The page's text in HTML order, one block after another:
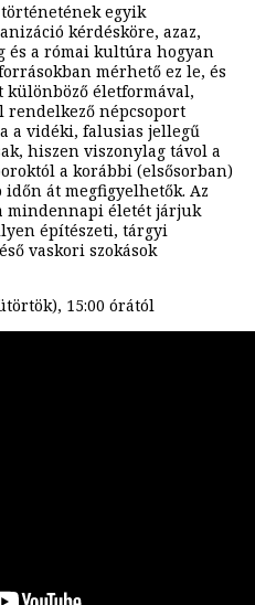
egyik
kérdésköre, azaz,
és a római kultúra hogyan
mérhető ez le, és
különböző életformával,
rendelkező népcsoport
a vidéki, falusias jellegű
hiszen viszonylag távol a
a korábbi (elsősorban)
át megfigyelhetők. Az
mindennapi életét járjuk
építészeti, tárgyi
vaskori szokások
15:00 órától